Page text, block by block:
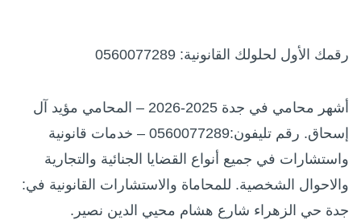
رقمك الأول لحلولك القانونية: 0560077289
أشهر محامي في جدة 2025-2026 – المحامي مؤيد آل
إسحاق. رقم تليفون:0560077289 – خدمات قانونية
واستشارات في جميع أنواع القضايا الجنائية والتجارية
والاحوال الشخصية. للمحاماة والاستشارات القانونية في:
جدة حي الزهراء شارع هشام محيي الدين نصير.